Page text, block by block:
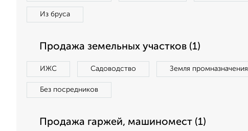
Из бруса
Продажа земельных участков (1)
ИЖС Садоводство Земля промназначения
Без посредников
Продажа гаржей, машиномест (1)